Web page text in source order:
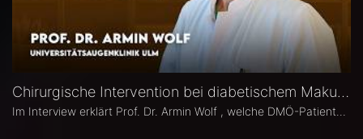
Chirurgische Intervention bei diabetischem Makulaödem – Prof. Dr. Armin Wolf